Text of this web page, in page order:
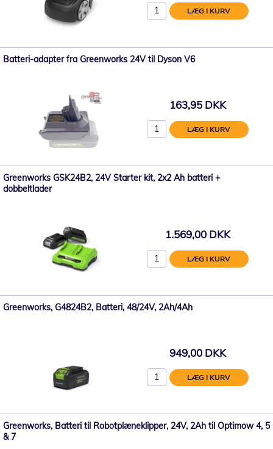
LÆG I KURV
Batteri-adapter fra Greenworks 24V til Dyson V6
163,95 DKK
LÆG I KURV
Greenworks GSK24B2, 24V Starter kit, 2x2 Ah batteri +
dobbeltlader
1.569,00 DKK
LÆG I KURV
Greenworks, G4824B2, Batteri, 48/24V, 2Ah/4Ah
949,00 DKK
LÆG I KURV
Greenworks, Batteri til Robotplæneklipper, 24V, 2Ah til Optimow 4, 5
& 7